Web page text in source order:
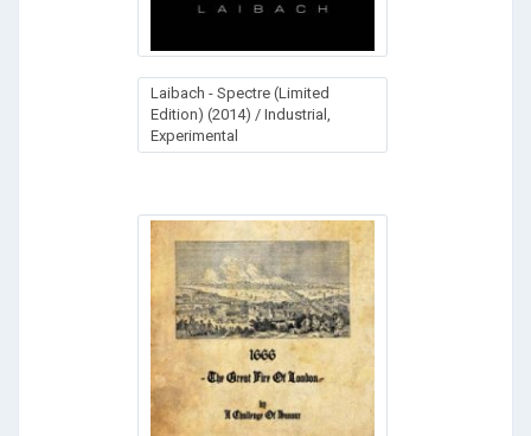
Laibach - Spectre (Limited
Edition) (2014) / Industrial,
Experimental